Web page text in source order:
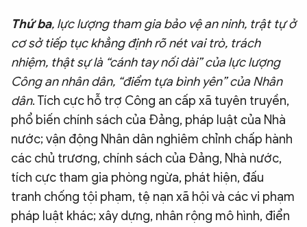
Thứ ba, lực lượng tham gia bảo vệ an ninh, trật tự ở
cơ sở tiếp tục khẳng định rõ nét vai trò, trách
nhiệm, thật sự là “cánh tay nối dài” của lực lượng
Công an nhân dân, “điểm tựa bình yên” của Nhân
dân. Tích cực hỗ trợ Công an cấp xã tuyên truyền,
phổ biến chính sách của Đảng, pháp luật của Nhà
nước; vận động Nhân dân nghiêm chỉnh chấp hành
các chủ trương, chính sách của Đảng, Nhà nước,
tích cực tham gia phòng ngừa, phát hiện, đấu
tranh chống tội phạm, tệ nạn xã hội và các vi phạm
pháp luật khác; xây dựng, nhân rộng mô hình, điển